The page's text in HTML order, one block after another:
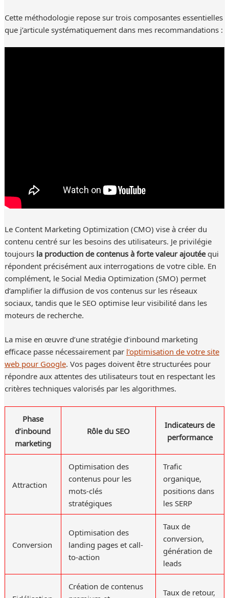
Cette méthodologie repose sur trois composantes essentielles
que j’articule systématiquement dans mes recommandations :
Le Content Marketing Optimization (CMO) vise à créer du
contenu centré sur les besoins des utilisateurs. Je privilégie
toujoursla production de contenus à forte valeur ajoutéequi
répondent précisément aux interrogations de votre cible. En
complément, le Social Media Optimization (SMO) permet
d’amplifier la diffusion de vos contenus sur les réseaux
sociaux, tandis que le SEO optimise leur visibilité dans les
moteurs de recherche.
La mise en œuvre d’une stratégie d’inbound marketing
efficace passe nécessairement parl’optimisation de votre site
web pour Google. Vos pages doivent être structurées pour
répondre aux attentes des utilisateurs tout en respectant les
critères techniques valorisés par les algorithmes.
Phase
d’inbound
marketing
Rôle du SEO
Indicateurs de
performance
Attraction
Optimisation des
contenus pour les
mots-clés
stratégiques
Trafic
organique,
positions dans
les SERP
Conversion
Optimisation des
landing pages et call-
to-action
Taux de
conversion,
génération de
leads
Création de contenus
Taux de retour,